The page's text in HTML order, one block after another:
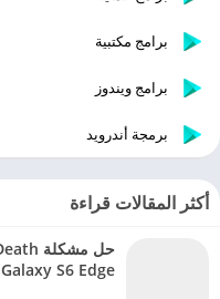
برامج مكتبية
برامج ويندوز
برمجة أندرويد
أكثر المقالات قراءة
Galaxy S6 Edge